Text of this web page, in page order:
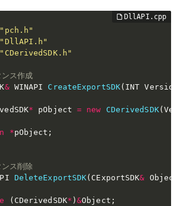
"pch.h"
"DllAPI.h"
"CDerivedSDK.h"
ス作成
& WINAPI CreateExportSDK( INT Version
* pObject = new CDerivedSDK(
*pObject ;
ス削除
DeleteExportSDK( CExportSDK& Object
( CDerivedSDK* )&Object ;